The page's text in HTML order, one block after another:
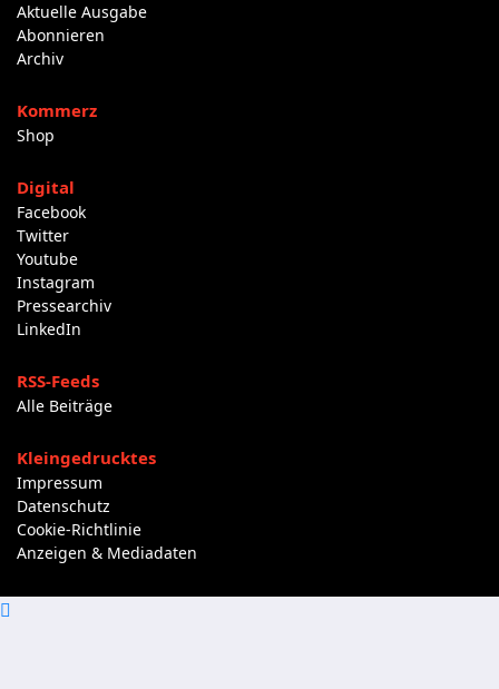
Aktuelle Ausgabe
Abonnieren
Archiv
Kommerz
Shop
Digital
Facebook
Twitter
Youtube
Instagram
Pressearchiv
LinkedIn
RSS-Feeds
Alle Beiträge
Kleingedrucktes
Impressum
Datenschutz
Cookie-Richtlinie
Anzeigen & Mediadaten